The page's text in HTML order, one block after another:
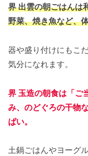
界 出雲の朝ごはんは
野菜、焼き魚など、
器や盛り付けにもこ
気分になれます。
界 玉造の朝食は「ご
み、のどぐろの干物
ぱい。
土鍋ごはんやヨーグ